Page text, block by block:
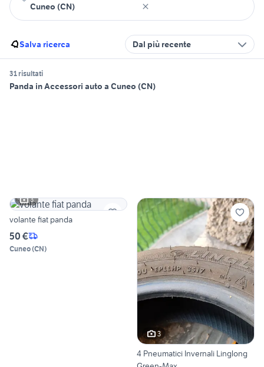
Salva ricerca Dal più recente
31 risultati
Panda in Accessori auto a Cuneo (CN)
3
volante fiat panda
50 €
Cuneo(CN)
3
4 Pneumatici Invernali Linglong